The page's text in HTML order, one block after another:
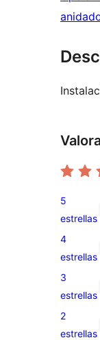
3
de
5
estrellas
0
de
4
estrellas
0
de
3
estrellas
0
2
estrellas